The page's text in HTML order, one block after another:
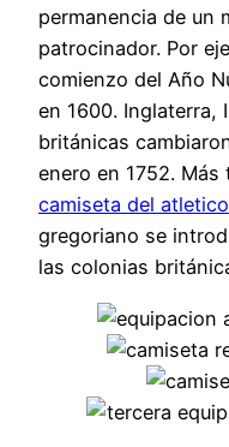
permanencia de un
patrocinador. Por
comienzo del Año
en 1600. Inglaterra,
británicas
enero en 1752.
camiseta del
gregoriano se
las colonias